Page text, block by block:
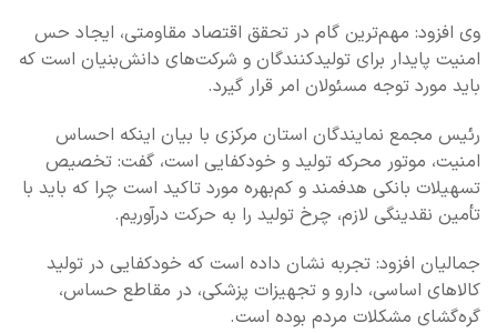
وی افزود: مهم‌ترین گام در تحقق اقتصاد مقاومتی، ایجاد حس
امنیت پایدار برای تولیدکنندگان و شرکت‌های دانش‌بنیان است که
باید مورد توجه مسئولان امر قرار گیرد.
رئیس مجمع نمایندگان استان مرکزی با بیان اینکه احساس
امنیت، موتور محرکه تولید و خودکفایی است، گفت: تخصیص
تسهیلات بانکی هدفمند و کم‌بهره مورد تاکید است چرا که باید با
تأمین نقدینگی لازم، چرخ تولید را به حرکت درآوریم.
جمالیان افزود: تجربه نشان داده است که خودکفایی در تولید
کالاهای اساسی، دارو و تجهیزات پزشکی، در مقاطع حساس،
گره‌گشای مشکلات مردم بوده است.